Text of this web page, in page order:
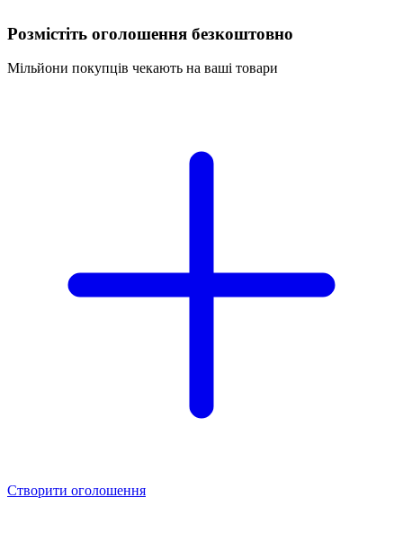
Розмістіть оголошення безкоштовно
Мільйони покупців чекають на ваші товари
Створити оголошення